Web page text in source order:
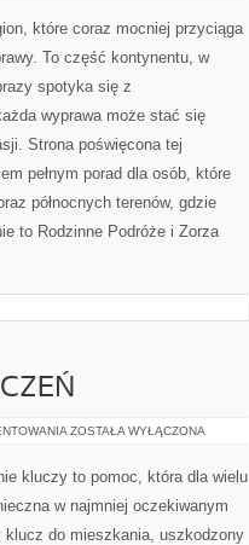
które coraz mocniej przyciąga
To część kontynentu, w
spotyka się z
wyprawa może stać się
Strona poświęcona tej
pełnym porad dla osób, które
północnych terenów, gdzie
to Rodzinne Podróże i Zorza
ALARMY
ZABEZPIECZEŃ
ZOSTAŁA WYŁĄCZONA
kluczy to pomoc, która dla wielu
w najmniej oczekiwanym
klucz do mieszkania, uszkodzony